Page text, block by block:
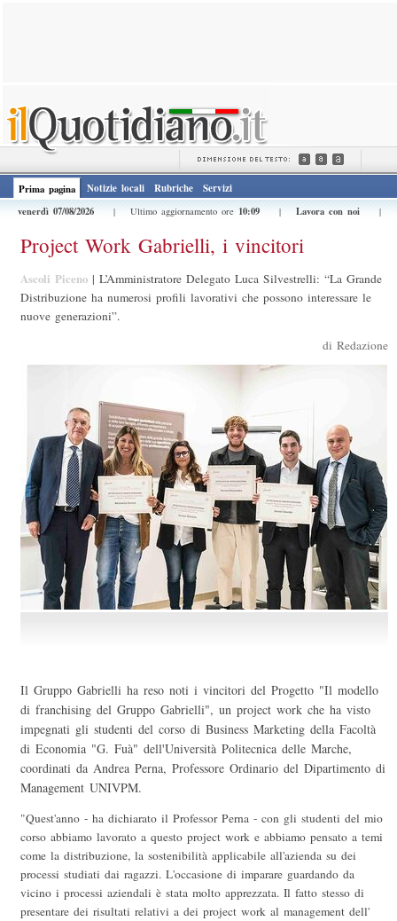
Prima pagina Notizie locali Rubriche
Servizi
venerdì 07/08/2026
| Ultimo aggiornamento ore 10:09 | Lavora con noi |
Project Work Gabrielli, i vincitori
Ascoli Piceno | L’Amministratore Delegato Luca Silvestrelli: “La Grande
Distribuzione ha numerosi profili lavorativi che possono interessare le
nuove generazioni”.
di Redazione
Il Gruppo Gabrielli ha reso noti i vincitori del Progetto "Il modello
di franchising del Gruppo Gabrielli", un project work che ha visto
impegnati gli studenti del corso di Business Marketing della Facoltà
di Economia "G. Fuà" dell'Università Politecnica delle Marche,
coordinati da Andrea Perna, Professore Ordinario del Dipartimento di
Management UNIVPM.
"Quest'anno - ha dichiarato il Professor Perna - con gli studenti del mio
corso abbiamo lavorato a questo project work e abbiamo pensato a temi
come la distribuzione, la sostenibilità applicabile all'azienda su dei
processi studiati dai ragazzi. L'occasione di imparare guardando da
vicino i processi aziendali è stata molto apprezzata. Il fatto stesso di
presentare dei risultati relativi a dei project work al management dell'